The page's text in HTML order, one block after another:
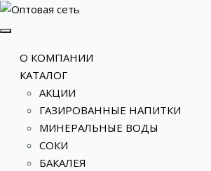
О КОМПАНИИ
КАТАЛОГ
АКЦИИ
ГАЗИРОВАННЫЕ НАПИТКИ
МИНЕРАЛЬНЫЕ ВОДЫ
СОКИ
БАКАЛЕЯ